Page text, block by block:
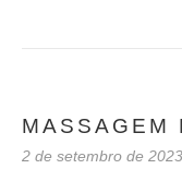
MASSAGEM
2 de setembro de 2023